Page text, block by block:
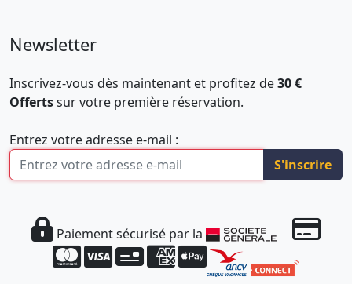
Newsletter
Inscrivez-vous dès maintenant et profitez de30 €
Offertssur votre première réservation.
Entrez votre adresse e-mail :
S'inscrire
Paiement sécurisé par la